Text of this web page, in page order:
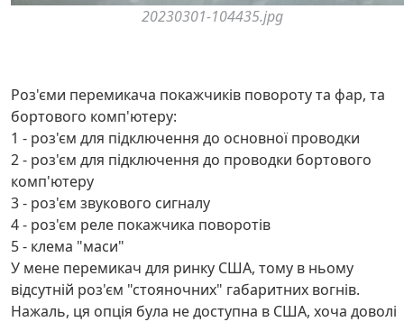
20230301-104435.jpg
Роз'єми перемикача покажчиків повороту та фар, та
бортового комп'ютеру:
1 - роз'єм для підключення до основної проводки
2 - роз'єм для підключення до проводки бортового
комп'ютеру
3 - роз'єм звукового сигналу
4 - роз'єм реле покажчика поворотів
5 - клема "маси"
У мене перемикач для ринку США, тому в ньому
відсутній роз'єм "стояночних" габаритних вогнів.
Нажаль, ця опція була не доступна в США, хоча доволі